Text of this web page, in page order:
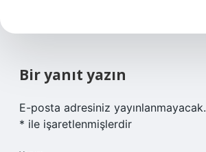
Bir yanıt yazın
E-posta adresiniz yayınlanmayacak.
* ile işaretlenmişlerdir